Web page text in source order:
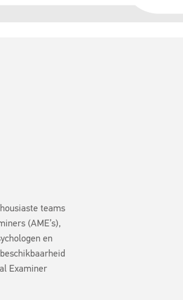
teams
(AME’s),
en
Examiner